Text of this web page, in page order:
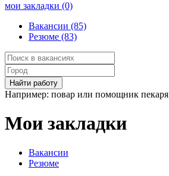
мои закладки (0)
Вакансии (85)
Резюме (83)
Например: повар или помощник пекаря
Мои закладки
Вакансии
Резюме